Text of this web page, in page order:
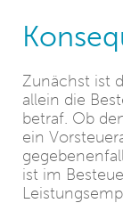
Zunächst ist
allein die
betraf. Ob
ein
ist im